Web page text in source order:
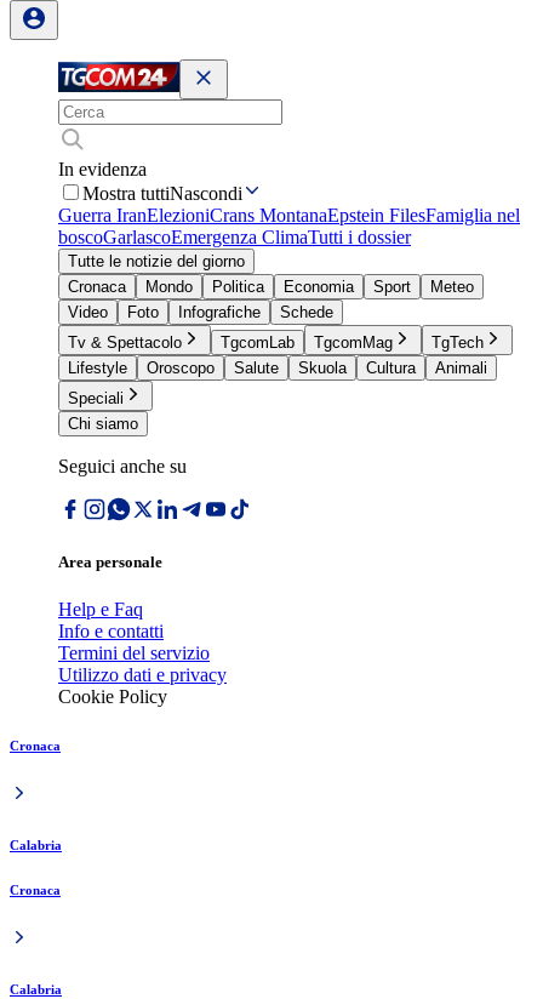
In evidenza
Mostra tuttiNascondi
Guerra IranElezioniCrans MontanaEpstein FilesFamiglia nel
boscoGarlascoEmergenza ClimaTutti i dossier
Tutte le notizie del giorno
Cronaca
Mondo Politica Economia Sport
Meteo
Video
Foto Infografiche
Schede
Tv & Spettacolo
TgcomLab TgcomMag
TgTech
Lifestyle
Oroscopo Salute Skuola Cultura
Animali
Speciali
Chi siamo
Seguici anche su
Area personale
Help e Faq
Info e contatti
Termini del servizio
Utilizzo dati e privacy
Cookie Policy
Cronaca
Calabria
Cronaca
Calabria